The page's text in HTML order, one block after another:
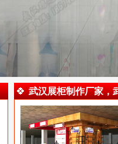
武汉展柜制作厂家，